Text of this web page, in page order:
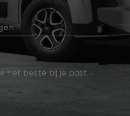
het beste bij je past